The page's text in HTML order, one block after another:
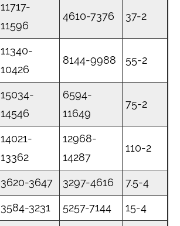
11717-
11596
4610-7376 37-2
11340-
10426
8144-9988 55-2
15034-
14546
6594-
11649
75-2
14021-
13362
12968-
14287
110-2
3620-3647 3297-4616 7.5-4
3584-3231 5257-7144 15-4